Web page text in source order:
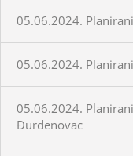
05.06.2024.
05.06.2024.
05.06.2024.
Đurđenovac